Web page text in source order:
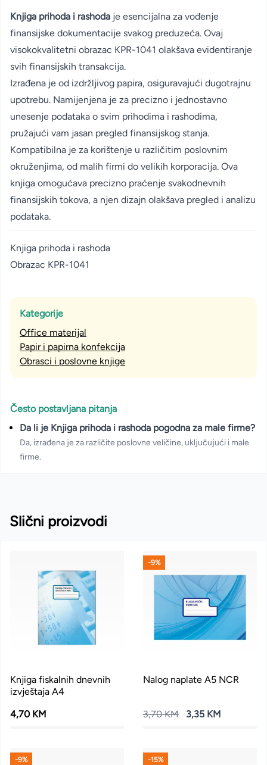
Knjiga prihoda i rashoda je esencijalna za vođenje
finansijske dokumentacije svakog preduzeća. Ovaj
visokokvalitetni obrazac KPR-1041 olakšava evidentiranje
svih finansijskih transakcija.
Izrađena je od izdržljivog papira, osiguravajući dugotrajnu
upotrebu. Namijenjena je za precizno i jednostavno
unesenje podataka o svim prihodima i rashodima,
pružajući vam jasan pregled finansijskog stanja.
Kompatibilna je za korištenje u različitim poslovnim
okruženjima, od malih firmi do velikih korporacija. Ova
knjiga omogućava precizno praćenje svakodnevnih
finansijskih tokova, a njen dizajn olakšava pregled i analizu
podataka.
Knjiga prihoda i rashoda
Obrazac KPR-1041
Kategorije
Office materijal
Papir i papirna konfekcija
Obrasci i poslovne knjige
Često postavljana pitanja
Da li je Knjiga prihoda i rashoda pogodna za male firme?
Da, izrađena je za različite poslovne veličine, uključujući i male
firme.
Slični proizvodi
Knjiga fiskalnih dnevnih
izvještaja A4
4,70 KM
Nalog naplate A5 NCR
3,70 KM 3,35 KM
-9%
-9% -15%